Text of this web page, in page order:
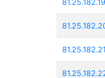
81.25.182.21